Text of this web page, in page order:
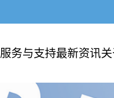
服务与支持最新资讯